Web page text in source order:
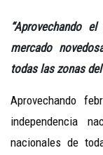
“Aprovechando
mercado
todas las zonas
Aprovechando
independencia
nacionales de